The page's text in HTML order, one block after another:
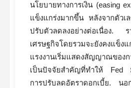
นโยบายทางการเงิน (easing
แข็งแกร่งมากขึ้น หลังจากตัวเล
ปรับตัวลดลงอย่างต่อเนื่อง.
เศรษฐกิจโดยรวมจะยังคง
แรงงานเริ่มแสดงสัญญาณขอ
เป็นปัจจัยสำคัญที่ทำให้ Fed
การปรับลดอัตราดอกเบี้ย. น